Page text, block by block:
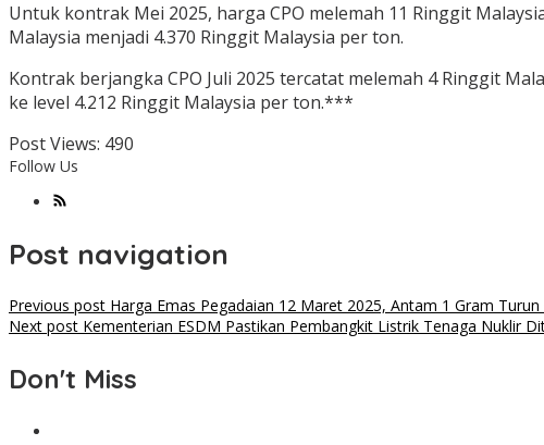
Untuk kontrak Mei 2025, harga CPO melemah 11 Ringgit
Malaysia menjadi 4.370 Ringgit Malaysia per ton.
Kontrak berjangka CPO Juli 2025 tercatat melemah 4 Ringgit
ke level 4.212 Ringgit Malaysia per ton.***
Post Views: 490
Follow Us
Post navigation
Previous post Harga Emas Pegadaian 12 Maret 2025, Antam 1 Gram Turun
Next post Kementerian ESDM Pastikan Pembangkit Listrik Tenaga Nuklir
Don't Miss